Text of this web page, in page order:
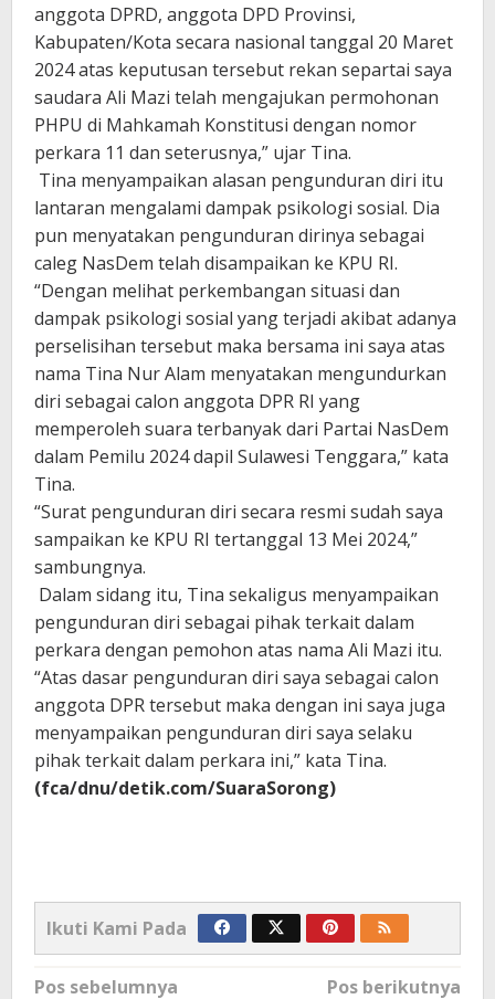
anggota DPRD, anggota DPD Provinsi,
Kabupaten/Kota secara nasional tanggal 20 Maret
2024 atas keputusan tersebut rekan separtai saya
saudara Ali Mazi telah mengajukan permohonan
PHPU di Mahkamah Konstitusi dengan nomor
perkara 11 dan seterusnya,” ujar Tina.
Tina menyampaikan alasan pengunduran diri itu
lantaran mengalami dampak psikologi sosial. Dia
pun menyatakan pengunduran dirinya sebagai
caleg NasDem telah disampaikan ke KPU RI.
“Dengan melihat perkembangan situasi dan
dampak psikologi sosial yang terjadi akibat adanya
perselisihan tersebut maka bersama ini saya atas
nama Tina Nur Alam menyatakan mengundurkan
diri sebagai calon anggota DPR RI yang
memperoleh suara terbanyak dari Partai NasDem
dalam Pemilu 2024 dapil Sulawesi Tenggara,” kata
Tina.
“Surat pengunduran diri secara resmi sudah saya
sampaikan ke KPU RI tertanggal 13 Mei 2024,”
sambungnya.
Dalam sidang itu, Tina sekaligus menyampaikan
pengunduran diri sebagai pihak terkait dalam
perkara dengan pemohon atas nama Ali Mazi itu.
“Atas dasar pengunduran diri saya sebagai calon
anggota DPR tersebut maka dengan ini saya juga
menyampaikan pengunduran diri saya selaku
pihak terkait dalam perkara ini,” kata Tina.
(fca/dnu/detik.com/SuaraSorong)
Ikuti Kami Pada
Navigasi
Pos sebelumnya Pos berikutnya